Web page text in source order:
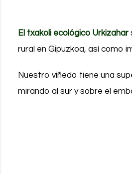
El txakoli ecológico Urkizahar
rural en Gipuzkoa, así como
Nuestro viñedo tiene una
mirando al sur y sobre el